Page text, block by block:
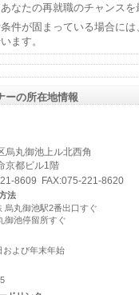
なたの再就職のチャンスを
件が固まっている場合に
ます。
ーの所在地情報
烏丸御池上ル北西角
京都ビル1階
8609 FAX:075-221-8620
法
烏丸御池駅2番出口すぐ
御池停留所すぐ
および年末年始